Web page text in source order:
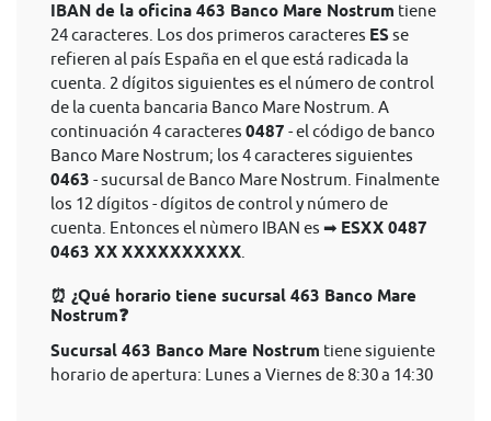
IBAN de la oficina 463 Banco Mare Nostrum tiene
24 caracteres. Los dos primeros caracteres ES se
refieren al país España en el que está radicada la
cuenta. 2 dígitos siguientes es el número de control
de la cuenta bancaria Banco Mare Nostrum. A
continuación 4 caracteres 0487 - el código de banco
Banco Mare Nostrum; los 4 caracteres siguientes
0463 - sucursal de Banco Mare Nostrum. Finalmente
los 12 dígitos - dígitos de control y número de
cuenta. Entonces el nùmero IBAN es ➡ ESXX 0487
0463 XX XXXXXXXXXX
⏰ ¿Qué horario tiene sucursal 463 Banco Mare
Nostrum❓
Sucursal 463 Banco Mare Nostrum tiene siguiente
horario de apertura: Lunes a Viernes de 8:30 a 14:30